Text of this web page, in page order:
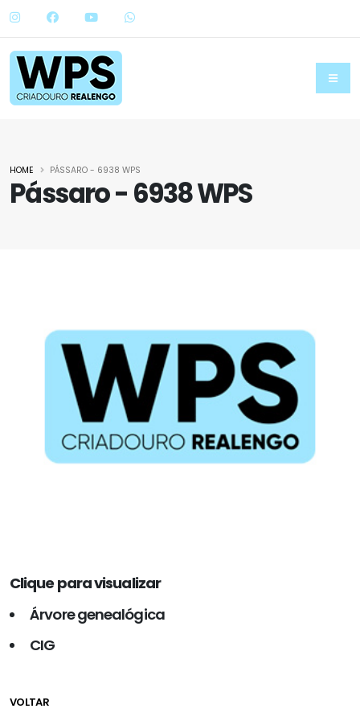
Pássaro - 6938 WPS
HOME PÁSSARO - 6938 WPS
Clique para visualizar
Árvore genealógica
CIG
VOLTAR